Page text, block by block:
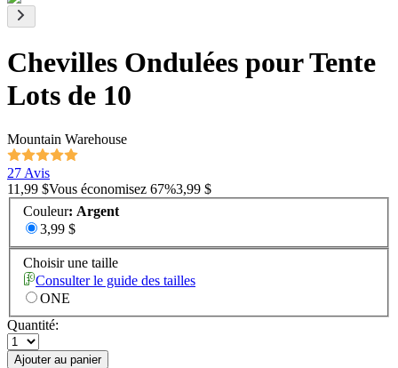
Chevilles Ondulées pour Tente
Lots de 10
Mountain Warehouse
27 Avis
11,99 $Vous économisez 67%3,99 $
Couleur: Argent
3,99 $
Choisir une taille
Consulter le guide des tailles
ONE
Quantité:
Ajouter au panier